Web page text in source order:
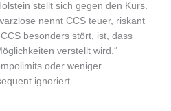
stellt sich gegen den Kurs.
nennt CCS teuer, riskant
besonders stört, ist, dass
verstellt wird.“
oder weniger
ignoriert.